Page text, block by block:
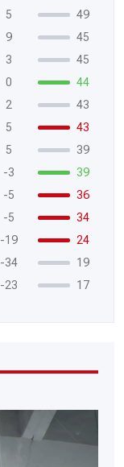
5
49
9
45
3
45
0
44
2
43
5
43
5
39
-3
39
-5
36
-5
34
-19
24
-34
19
-23 17